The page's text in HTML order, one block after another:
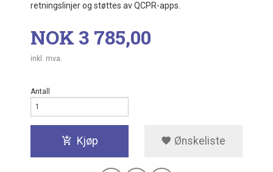
retningslinjer og støttes av QCPR-apps.
Pris
NOK 3 785,00
inkl. mva.
Antall
Kjøp Ønskeliste